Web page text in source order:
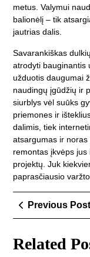
metus. Valymui
balionėlį – tik
jautrias dalis.
Savarankiškas
atrodyti bauginantis
užduotis daugumai
naudingų įgūdžių ir
siurblys vėl suūks
priemones ir
dalimis, tiek
atsargumas ir
remontas įkvėps
projektų. Juk
paprasčiausio
Navigacija
tarp
įrašų
Previous Post
Related